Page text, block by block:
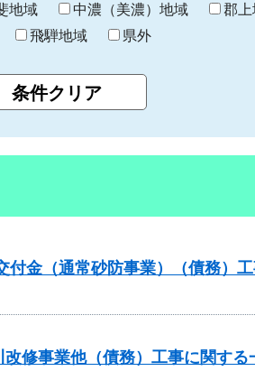
地域 中濃（美濃）地域
郡
飛騨地域 県外
金（通常砂防事業）（債務）
修事業他（債務）工事に関する